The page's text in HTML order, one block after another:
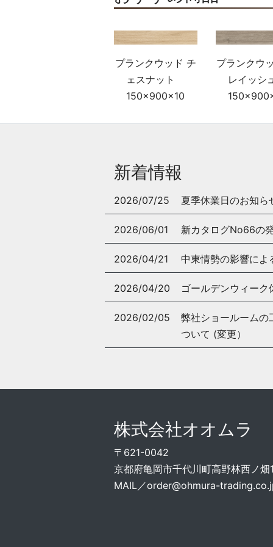
プランクウッド チ
ェスナット
150×900×10
プランクウ
レイッシ
新着情報
2026/07/25 夏季休業日のお知ら
2026/06/01 新カタログNo66の
2026/04/21 中東情勢の影響によ
2026/04/20 ゴールデンウィーク
2026/02/05
弊社ショールーム
ついて (変更）
株式会社オオムラ
〒621-0042
京都府亀岡市千代川町高野林西ノ畑
MAIL／order@ohmura-